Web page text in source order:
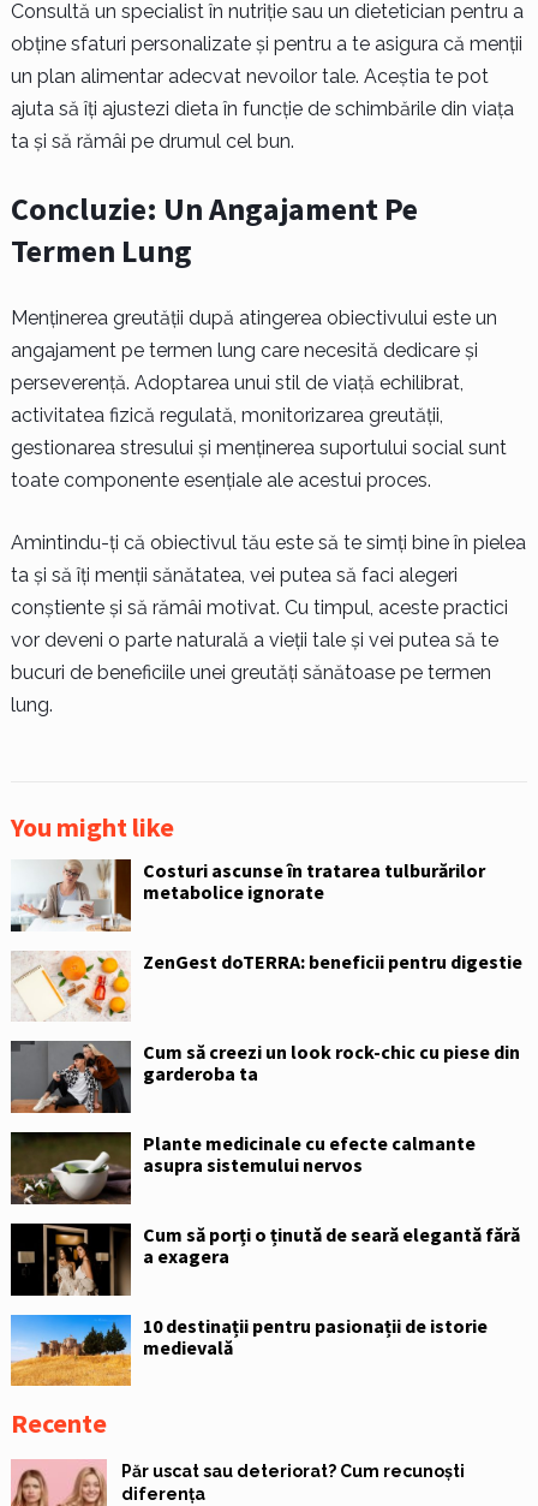
Consultă un specialist în nutriție sau un dietetician pentru a
obține sfaturi personalizate și pentru a te asigura că menții
un plan alimentar adecvat nevoilor tale. Aceștia te pot
ajuta să îți ajustezi dieta în funcție de schimbările din viața
ta și să rămâi pe drumul cel bun.
Concluzie: Un Angajament Pe
Termen Lung
Menținerea greutății după atingerea obiectivului este un
angajament pe termen lung care necesită dedicare și
perseverență. Adoptarea unui stil de viață echilibrat,
activitatea fizică regulată, monitorizarea greutății,
gestionarea stresului și menținerea suportului social sunt
toate componente esențiale ale acestui proces.
Amintindu-ți că obiectivul tău este să te simți bine în pielea
ta și să îți menții sănătatea, vei putea să faci alegeri
conștiente și să rămâi motivat. Cu timpul, aceste practici
vor deveni o parte naturală a vieții tale și vei putea să te
bucuri de beneficiile unei greutăți sănătoase pe termen
lung.
You might like
Costuri ascunse în tratarea tulburărilor
metabolice ignorate
ZenGest doTERRA: beneficii pentru digestie
Cum să creezi un look rock-chic cu piese din
garderoba ta
Plante medicinale cu efecte calmante
asupra sistemului nervos
Cum să porți o ținută de seară elegantă fără
a exagera
10 destinații pentru pasionații de istorie
medievală
Recente
Păr uscat sau deteriorat? Cum recunoști
diferența